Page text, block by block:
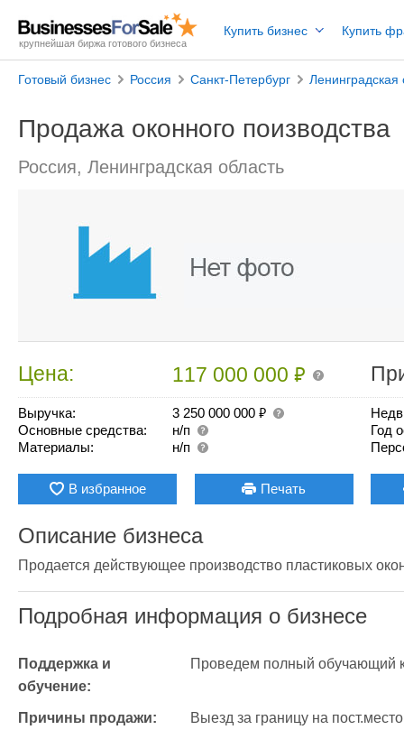
крупнейшая биржа готового бизнеса
Купить бизнес Купить
Готовый бизнес Россия Санкт-Петербург Ленинградская
Продажа оконного поизводства
Россия, Ленинградская область
Цена: 117 000 000₽
Выручка: 3 250 000 000₽
Основные средства:
н/п
Материалы:
н/п
Год
В избранное Печать
Описание бизнеса
Продается действующее производство пластиковых
Подробная информация о бизнесе
Поддержка и
обучение:
Проведем полный обучающий
Причины продажи: Выезд за границу на